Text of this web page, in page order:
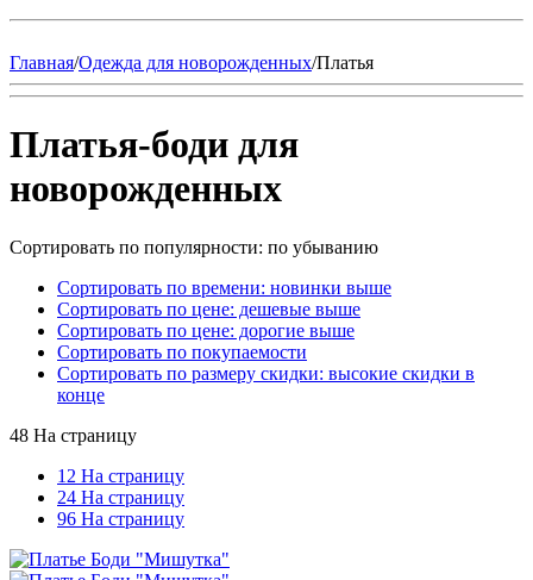
Главная/Одежда для новорожденных/Платья
Платья-боди для
новорожденных
Сортировать по популярности: по убыванию
Сортировать по времени: новинки выше
Сортировать по цене: дешевые выше
Сортировать по цене: дорогие выше
Сортировать по покупаемости
Сортировать по размеру скидки: высокие скидки в
конце
48 На страницу
12 На страницу
24 На страницу
96 На страницу